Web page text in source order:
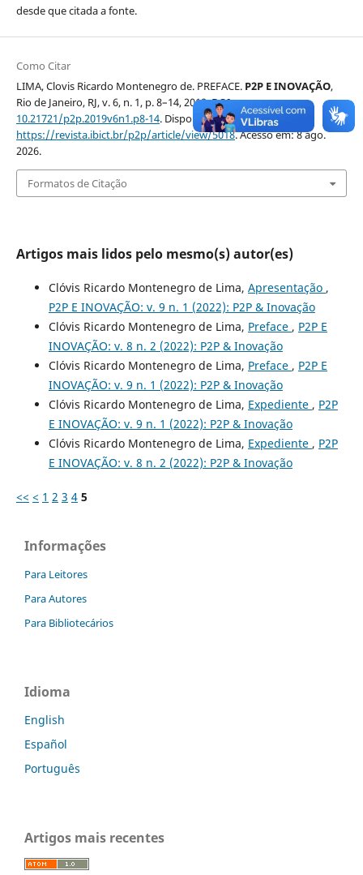
desde que citada a fonte.
Como Citar
LIMA, Clovis Ricardo Montenegro de. PREFACE. P2P E INOVAÇÃO,
Rio de Janeiro, RJ, v. 6, n. 1, p. 8–14, 2019. DOI:
10.21721/p2p.2019v6n1.p8-14. Disponível em:
https://revista.ibict.br/p2p/article/view/5018. Acesso em: 8 ago.
2026.
Formatos de Citação
Artigos mais lidos pelo mesmo(s) autor(es)
Clóvis Ricardo Montenegro de Lima, Apresentação ,
P2P E INOVAÇÃO: v. 9 n. 1 (2022): P2P & Inovação
Clóvis Ricardo Montenegro de Lima, Preface , P2P E
INOVAÇÃO: v. 8 n. 2 (2022): P2P & Inovação
Clóvis Ricardo Montenegro de Lima, Preface , P2P E
INOVAÇÃO: v. 9 n. 1 (2022): P2P & Inovação
Clóvis Ricardo Montenegro de Lima, Expediente , P2P
E INOVAÇÃO: v. 9 n. 1 (2022): P2P & Inovação
Clóvis Ricardo Montenegro de Lima, Expediente , P2P
E INOVAÇÃO: v. 8 n. 2 (2022): P2P & Inovação
<< < 1 2 3 4 5
Informações
Para Leitores
Para Autores
Para Bibliotecários
Idioma
English
Español
Português
Artigos mais recentes